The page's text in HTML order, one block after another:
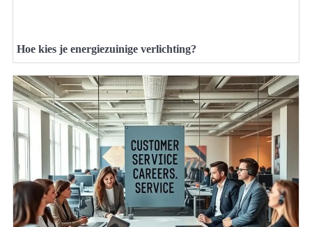
Hoe kies je energiezuinige verlichting?